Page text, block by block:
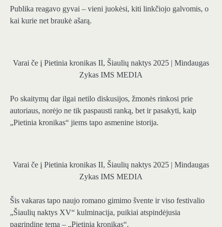
Publika reagavo gyvai – vieni juokėsi, kiti linkčiojo galvomis, o
kai kurie net braukė ašarą.
Varai če į Pietinia kronikas II, Šiaulių naktys 2025 | Mindaugas
Zykas IMS MEDIA
Po skaitymų dar ilgai netilo diskusijos, žmonės rinkosi prie
autoriaus, norėjo ne tik paspausti ranką, bet ir pasakyti, kaip
„Pietinia kronikas“ jiems tapo asmenine istorija.
Varai če į Pietinia kronikas II, Šiaulių naktys 2025 | Mindaugas
Zykas IMS MEDIA
Šis vakaras tapo naujo romano gimimo švente ir viso festivalio
„Šiaulių naktys XV“ kulminacija, puikiai atspindėjusia
pagrindinę temą – „Pietinia kronikas“.